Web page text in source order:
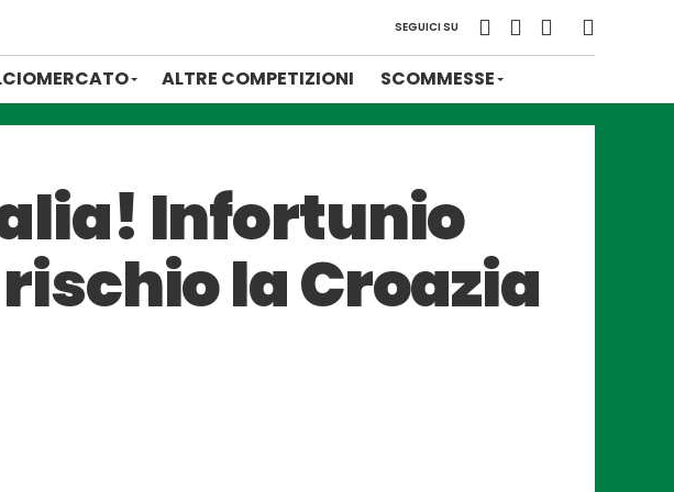
SEGUICI SU
ALTRE COMPETIZIONI SCOMMESSE
Infortunio
la Croazia